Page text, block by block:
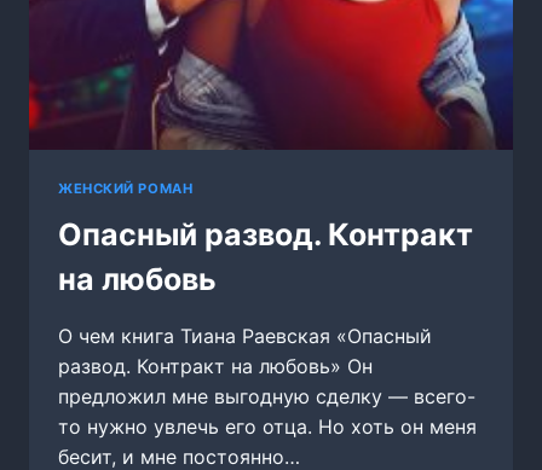
ЖЕНСКИЙ РОМАН
Опасный развод. Контракт
на любовь
О чем книга Тиана Раевская «Опасный
развод. Контракт на любовь» Он
предложил мне выгодную сделку — всего-
то нужно увлечь его отца. Но хоть он меня
бесит, и мне постоянно…